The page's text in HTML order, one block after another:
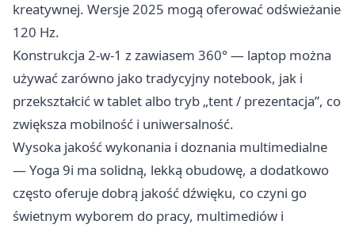
kreatywnej. Wersje 2025 mogą oferować odświeżanie
120 Hz.
Konstrukcja 2-w-1 z zawiasem 360° — laptop można
używać zarówno jako tradycyjny notebook, jak i
przekształcić w tablet albo tryb „tent / prezentacja”, co
zwiększa mobilność i uniwersalność.
Wysoka jakość wykonania i doznania multimedialne
— Yoga 9i ma solidną, lekką obudowę, a dodatkowo
często oferuje dobrą jakość dźwięku, co czyni go
świetnym wyborem do pracy, multimediów i